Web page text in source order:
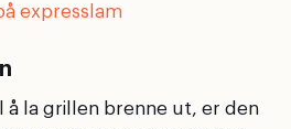
expresslam
å la grillen brenne ut, er den